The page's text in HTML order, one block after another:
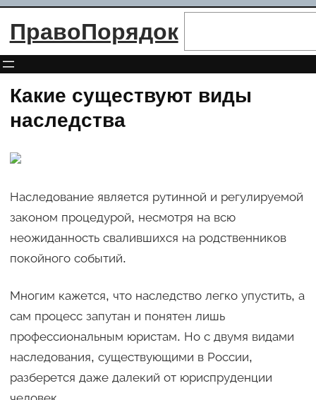
Перейти
ПравоПорядок
Какие существуют виды
наследства
Наследование является рутинной и регулируемой
законом процедурой, несмотря на всю
неожиданность свалившихся на родственников
покойного событий.
Многим кажется, что наследство легко упустить, а
сам процесс запутан и понятен лишь
профессиональным юристам. Но с двумя видами
наследования, существующими в России,
разберется даже далекий от юриспруденции